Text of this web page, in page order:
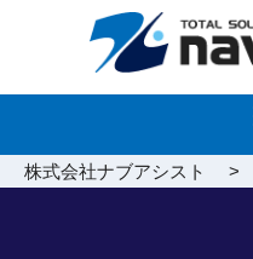
株式会社ナブアシスト >